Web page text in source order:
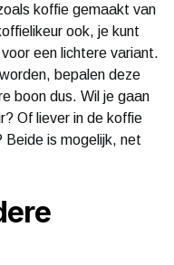
koffie gemaakt van
ook, je kunt
een lichtere variant.
bepalen deze
boon dus. Wil je gaan
Of liever in de koffie
Beide is mogelijk, net